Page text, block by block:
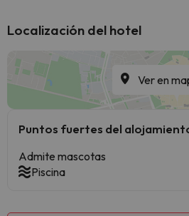
Localización del hotel
Ver en
Puntos fuertes del
Admite mascotas
Piscina